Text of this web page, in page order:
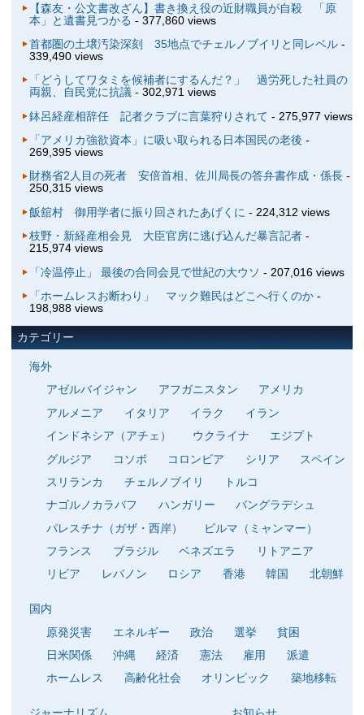
【森友・公文書改ざん】書き換え役の近財職員が自殺 「原
本」と遺書見つかる - 377,860 views
首都圏の土壌汚染深刻 35地点でチェルノブイリと同レベル-
339,490 views
「どうしてワタミを候補者にするんだ？」 過労死した社員の
両親、自民党に抗議- 302,971 views
鉢呂経産相辞任 記者クラブに言葉狩りされて - 275,977 views
「アメリカ強欲資本」に吸い取られる日本国民の老後 -
269,395 views
財務省2人目の死者 安倍首相、佐川局長の答弁書作成・係長-
250,315 views
飯舘村 御用学者に振り回されたあげくに - 224,312 views
枝野・新経産相会見 大臣官房に逃げ込んだ暴言記者-
215,974 views
「冷温停止」 最後の合同会見で世紀の大ウソ - 207,016 views
「ホームレスお断わり」 マック難民はどこへ行くのか-
198,988 views
カテゴリー
海外
アゼルバイジャン
アフガニスタン
アメリカ
アルメニア
イタリア イラク
イラン
インドネシア（アチェ）
ウクライナ
エジプト
グルジア
コソボ コロンビア シリア
スペイン
スリランカ
チェルノブイリ
トルコ
ナゴルノカラバフ
ハンガリー
バングラデシュ
パレスチナ（ガザ・西岸）
ビルマ（ミャンマー）
フランス
ブラジル ベネズエラ
リトアニア
リビア
レバノン ロシア 香港 韓国 北朝鮮
国内
原発災害
エネルギー 政治 選挙
貧困
日米関係
沖縄 経済 憲法 雇用
派遣
ホームレス
高齢化社会 オリンピック 築地移転